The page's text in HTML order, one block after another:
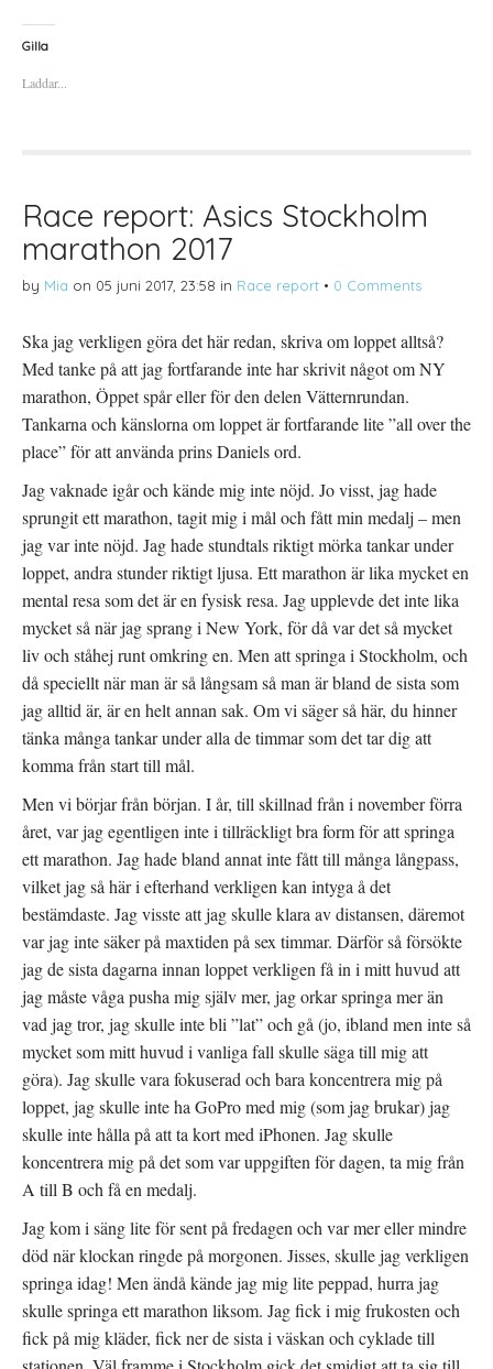
r
T
w
i
t
e
r
p
n
a
s
i
t
n
t
ö
n
s
e
r
)
Ö
p
p
n
s
t
n
y
t
f
ö
n
t
)
l
l
t
e
t
Ö
p
a
i
t
y
t
f
ö
n
s
t
e
r
)
Gilla
Laddar...
Race report: Asics Stockholm
marathon 2017
by Mia on 05 juni 2017, 23:58 in Race report • 0 Comments
Ska jag verkligen göra det här redan, skriva om loppet alltså?
Med tanke på att jag fortfarande inte har skrivit något om NY
marathon, Öppet spår eller för den delen Vätternrundan.
Tankarna och känslorna om loppet är fortfarande lite ”all over the
place” för att använda prins Daniels ord.
Jag vaknade igår och kände mig inte nöjd. Jo visst, jag hade
sprungit ett marathon, tagit mig i mål och fått min medalj – men
jag var inte nöjd. Jag hade stundtals riktigt mörka tankar under
loppet, andra stunder riktigt ljusa. Ett marathon är lika mycket en
mental resa som det är en fysisk resa. Jag upplevde det inte lika
mycket så när jag sprang i New York, för då var det så mycket
liv och ståhej runt omkring en. Men att springa i Stockholm, och
då speciellt när man är så långsam så man är bland de sista som
jag alltid är, är en helt annan sak. Om vi säger så här, du hinner
tänka många tankar under alla de timmar som det tar dig att
komma från start till mål.
Men vi börjar från början. I år, till skillnad från i november förra
året, var jag egentligen inte i tillräckligt bra form för att springa
ett marathon. Jag hade bland annat inte fått till många långpass,
vilket jag så här i efterhand verkligen kan intyga å det
bestämdaste. Jag visste att jag skulle klara av distansen, däremot
var jag inte säker på maxtiden på sex timmar. Därför så försökte
jag de sista dagarna innan loppet verkligen få in i mitt huvud att
jag måste våga pusha mig själv mer, jag orkar springa mer än
vad jag tror, jag skulle inte bli ”lat” och gå (jo, ibland men inte så
mycket som mitt huvud i vanliga fall skulle säga till mig att
göra). Jag skulle vara fokuserad och bara koncentrera mig på
loppet, jag skulle inte ha GoPro med mig (som jag brukar) jag
skulle inte hålla på att ta kort med iPhonen. Jag skulle
koncentrera mig på det som var uppgiften för dagen, ta mig från
A till B och få en medalj.
Jag kom i säng lite för sent på fredagen och var mer eller mindre
död när klockan ringde på morgonen. Jisses, skulle jag verkligen
springa idag! Men ändå kände jag mig lite peppad, hurra jag
skulle springa ett marathon liksom. Jag fick i mig frukosten och
fick på mig kläder, fick ner de sista i väskan och cyklade till